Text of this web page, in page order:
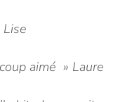
Lise
aimé » Laure